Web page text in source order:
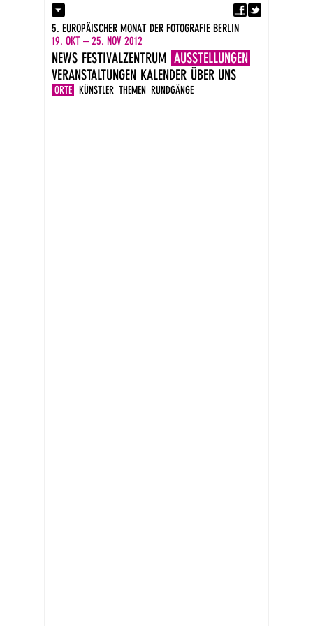
Kontakt
Presse
Impressum
DE
EN
5. EUROPÄISCHER MONAT DER FOTOGRAFIE BERLIN
19. OKT – 25. NOV 2012
NEWS FESTIVALZENTRUM AUSSTELLUNGEN
ORTE KÜNSTLER THEMEN RUNDGÄNGE
VERANSTALTUNGEN KALENDER ÜBER UNS